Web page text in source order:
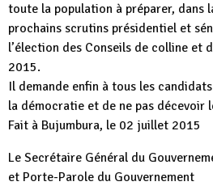
toute la population à préparer, dans
prochains scrutins présidentiel et
l’élection des Conseils de colline et
2015.
Il demande enfin à tous les
la démocratie et de ne pas décevoir
Fait à Bujumbura, le 02 juillet 2015
Le Secrétaire Général du
et Porte-Parole du Gouvernement